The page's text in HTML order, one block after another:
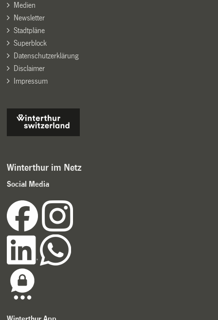
Medien
Newsletter
Stadtpläne
Superblock
Datenschutzerklärung
Disclaimer
Impressum
Winterthur im Netz
Social Media